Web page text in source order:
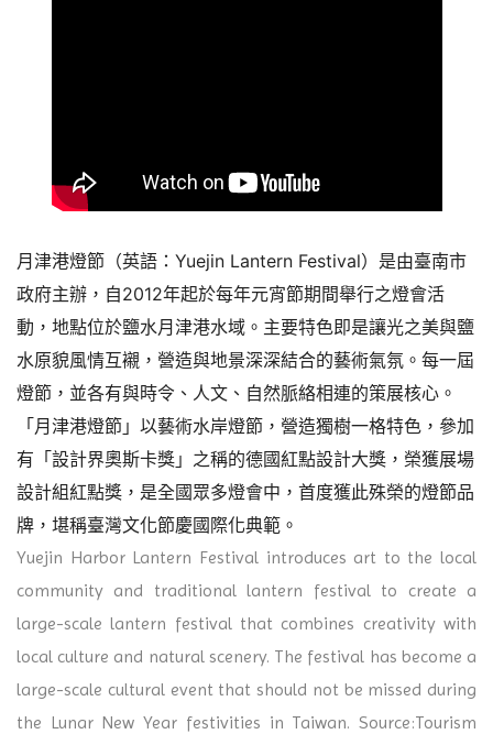
月津港燈節（英語：Yuejin Lantern Festival）是由臺南市
政府主辦，自2012年起於每年元宵節期間舉行之燈會活
動，地點位於鹽水月津港水域。主要特色即是讓光之美與鹽
水原貌風情互襯，營造與地景深深結合的藝術氣氛。每一屆
燈節，並各有與時令、人文、自然脈絡相連的策展核心。
「月津港燈節」以藝術水岸燈節，營造獨樹一格特色，參加
有「設計界奧斯卡獎」之稱的德國紅點設計大獎，榮獲展場
設計組紅點獎，是全國眾多燈會中，首度獲此殊榮的燈節品
牌，堪稱臺灣文化節慶國際化典範。
Yuejin Harbor Lantern Festival introduces art to the local
community and traditional lantern festival to create a
large-scale lantern festival that combines creativity with
local culture and natural scenery. The festival has become a
large-scale cultural event that should not be missed during
the Lunar New Year festivities in Taiwan. Source:Tourism